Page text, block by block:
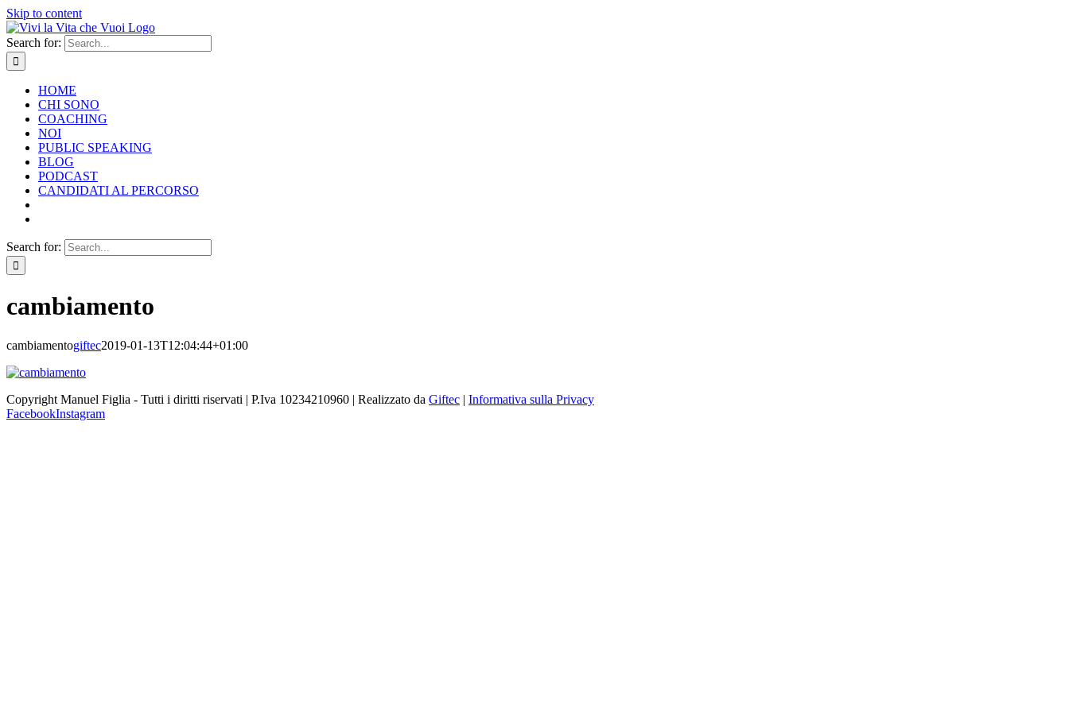
Skip to content
Search for:
HOME
CHI SONO
COACHING
NOI
PUBLIC SPEAKING
BLOG
PODCAST
CANDIDATI AL PERCORSO
Search for:
cambiamento
cambiamentogiftec2019-01-13T12:04:44+01:00
Copyright Manuel Figlia - Tutti i diritti riservati | P.Iva 10234210960 | Realizzato da Giftec | Informativa sulla Privacy
FacebookInstagram